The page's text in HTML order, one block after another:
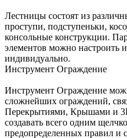
Лестницы состоят из
проступи, подступеньки,
консольные конструкции.
элементов можно настроить
индивидуально.
Инструмент Ограждение
Инструмент Ограждение
сложнейших ограждений,
Перекрытиями, Крышами и
создавать всего одним
предопределенных правил и